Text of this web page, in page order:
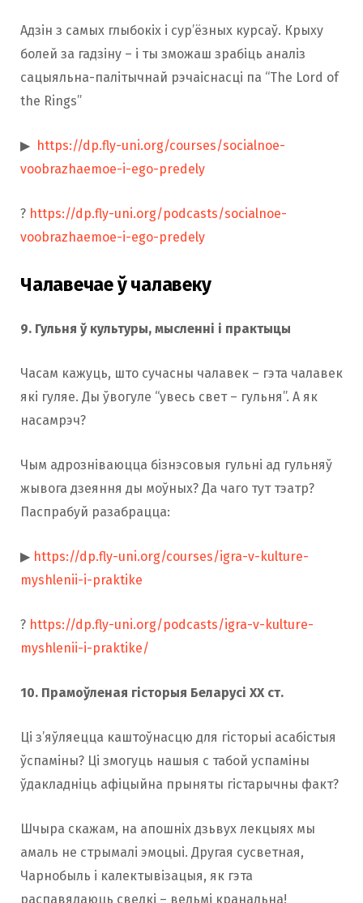
Адзін з самых глыбокіх і сур’ёзных курсаў. Крыху
болей за гадзіну – і ты зможаш зрабіць аналіз
сацыяльна-палітычнай рэчаіснасці па “The Lord of
the Rings”
▶ https://dp.fly-uni.org/courses/socialnoe-
voobrazhaemoe-i-ego-predely
? https://dp.fly-uni.org/podcasts/socialnoe-
voobrazhaemoe-i-ego-predely
Чалавечае ў чалавеку
9. Гульня ў культуры, мысленні і практыцы
Часам кажуць, што сучасны чалавек – гэта чалавек
які гуляе. Ды ўвогуле “увесь свет – гульня”. А як
насамрэч?
Чым адрозніваюцца бізнэсовыя гульні ад гульняў
жывога дзеяння ды моўных? Да чаго тут тэатр?
Паспрабуй разабрацца:
▶ https://dp.fly-uni.org/courses/igra-v-kulture-
myshlenii-i-praktike
? https://dp.fly-uni.org/podcasts/igra-v-kulture-
myshlenii-i-praktike/
10. Прамоўленая гісторыя Беларусі ХХ ст.
Ці з’яўляецца каштоўнасцю для гісторыі асабістыя
ўспаміны? Ці змогуць нашыя с табой успаміны
ўдакладніць афіцыйна прыняты гістарычны факт?
Шчыра скажам, на апошніх дзьвух лекцыях мы
амаль не стрымалі эмоцыі. Другая сусветная,
Чарнобыль і калектывізацыя, як гэта
распавядаюць сведкі – вельмі кранальна!